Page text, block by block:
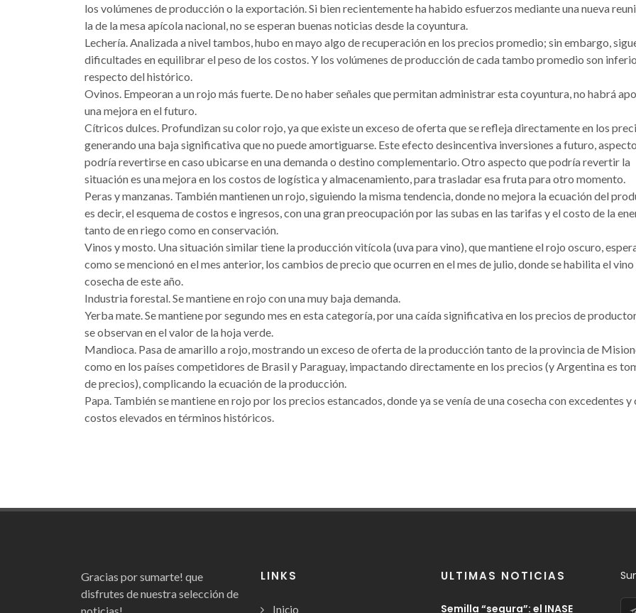
los volúmenes de producción o la exportación. Si bien recientemente ha habido esfuerzos mediante una nueva
la de la mesa apícola nacional, no se esperan buenas noticias desde la coyuntura.
Lechería. Analizada a nivel tambos, hubo en mayo algo de recuperación en los precios promedio; sin embargo,
dificultades en equilibrar el peso de los costos. Y los volúmenes de producción de cada tambo promedio son
respecto del histórico.
Ovinos. Empeoran a un rojo más fuerte. De no haber señales que permitan administrar esta coyuntura, no habrá
una mejora en el futuro.
Cítricos dulces. Profundizan su color rojo, ya que existe un exceso de oferta que se refleja directamente en los
generando una baja significativa que no puede amortiguarse. Este efecto desincentiva inversiones a futuro,
podría revertirse en caso ubicarse en una demanda o destino complementario. Otro aspecto que podría revertir la
situación es una mejora en los costos de logística y almacenamiento, para trasladar esa fruta para otro momento.
Peras y manzanas. También mantienen un rojo, siguiendo la misma tendencia, donde no mejora la ecuación del
es decir, el esquema de costos e ingresos, con una gran preocupación por las subas en las tarifas y el costo de la
tanto de en riego como en conservación.
Vinos y mosto. Una situación similar tiene la producción vitícola (uva para vino), que mantiene el rojo oscuro,
como se mencionó en el mes anterior, los cambios de precio que ocurren en el mes de julio, donde se habilita el vino
cosecha de este año.
Industria forestal. Se mantiene en rojo con una muy baja demanda.
Yerba mate. Se mantiene por segundo mes en esta categoría, por una caída significativa en los precios de
se observan en el valor de la hoja verde.
Mandioca. Pasa de amarillo a rojo, mostrando un exceso de oferta de la producción tanto de la provincia de
como en los países competidores de Brasil y Paraguay, impactando directamente en los precios (y Argentina es
de precios), complicando la ecuación de la producción.
Papa. También se mantiene en rojo por los precios estancados, donde ya se venía de una cosecha con excedentes y
costos elevados en términos históricos.
Gracias por sumarte! que
disfrutes de nuestra selección de
noticias!
LINKS
Inicio
ULTIMAS NOTICIAS
Semilla “segura”: el INASE